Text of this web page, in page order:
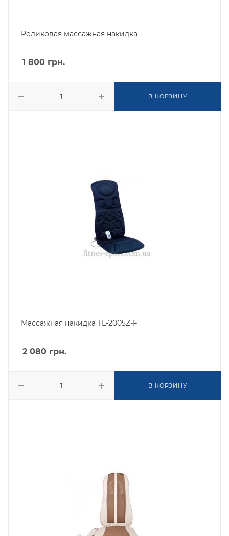
Роликовая массажная накидка
1 800 грн.
В КОРЗИНУ
Массажная накидка TL-2005Z-F
2 080 грн.
В КОРЗИНУ